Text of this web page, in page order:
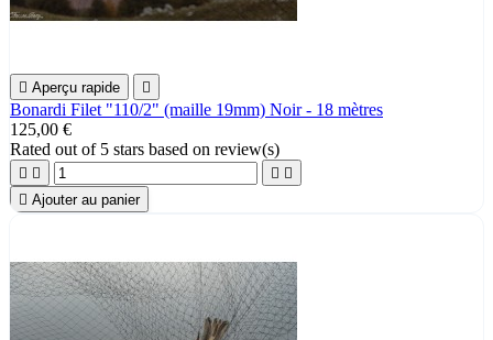
 Aperçu rapide 
Bonardi Filet "110/2" (maille 19mm) Noir - 18 mètres
125,00 €
Rated out of 5 stars based on review(s)
   
 Ajouter au panier